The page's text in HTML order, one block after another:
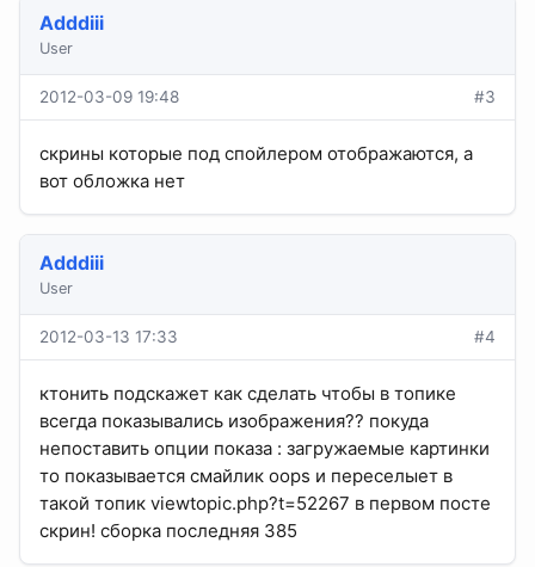
Adddiii
User
2012-03-09 19:48 #3
скрины которые под спойлером отображаются, а
вот обложка нет
Adddiii
User
2012-03-13 17:33 #4
ктонить подскажет как сделать чтобы в топике
всегда показывались изображения?? покуда
непоставить опции показа : загружаемые картинки
то показывается смайлик oops и переселыет в
такой топик viewtopic.php?t=52267 в первом посте
скрин! сборка последняя 385